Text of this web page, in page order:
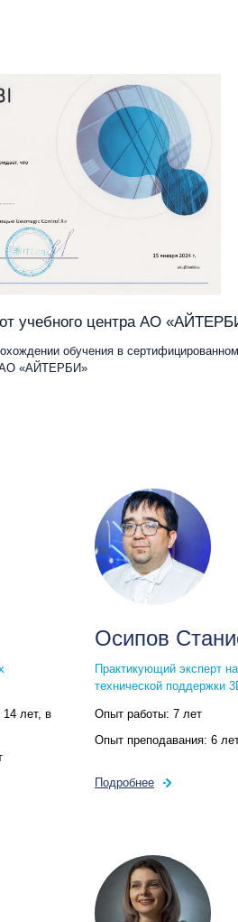
учебного центра АО
обучения в сертифицированном
АО «АЙТЕРБИ»
лет, в
Осипов
Практикующий эксперт
технической поддержки
Опыт работы: 7 лет
Опыт преподавания: 6
Подробнее